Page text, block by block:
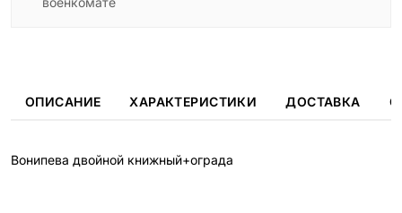
ОПИСАНИЕ ХАРАКТЕРИСТИКИ ДОСТАВКА
Вонипева двойной книжный+ограда